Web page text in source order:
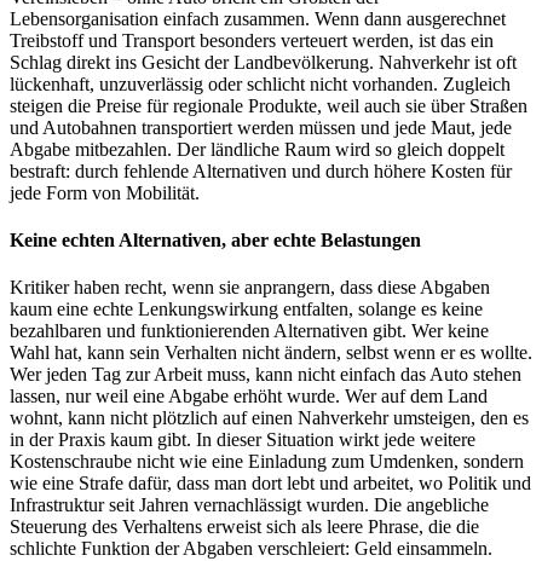
Lebensorganisation einfach zusammen. Wenn dann ausgerechnet
Treibstoff und Transport besonders verteuert werden, ist das ein
Schlag direkt ins Gesicht der Landbevölkerung. Nahverkehr ist oft
lückenhaft, unzuverlässig oder schlicht nicht vorhanden. Zugleich
steigen die Preise für regionale Produkte, weil auch sie über Straßen
und Autobahnen transportiert werden müssen und jede Maut, jede
Abgabe mitbezahlen. Der ländliche Raum wird so gleich doppelt
bestraft: durch fehlende Alternativen und durch höhere Kosten für
jede Form von Mobilität.
Keine echten Alternativen, aber echte Belastungen
Kritiker haben recht, wenn sie anprangern, dass diese Abgaben
kaum eine echte Lenkungswirkung entfalten, solange es keine
bezahlbaren und funktionierenden Alternativen gibt. Wer keine
Wahl hat, kann sein Verhalten nicht ändern, selbst wenn er es wollte.
Wer jeden Tag zur Arbeit muss, kann nicht einfach das Auto stehen
lassen, nur weil eine Abgabe erhöht wurde. Wer auf dem Land
wohnt, kann nicht plötzlich auf einen Nahverkehr umsteigen, den es
in der Praxis kaum gibt. In dieser Situation wirkt jede weitere
Kostenschraube nicht wie eine Einladung zum Umdenken, sondern
wie eine Strafe dafür, dass man dort lebt und arbeitet, wo Politik und
Infrastruktur seit Jahren vernachlässigt wurden. Die angebliche
Steuerung des Verhaltens erweist sich als leere Phrase, die die
schlichte Funktion der Abgaben verschleiert: Geld einsammeln.